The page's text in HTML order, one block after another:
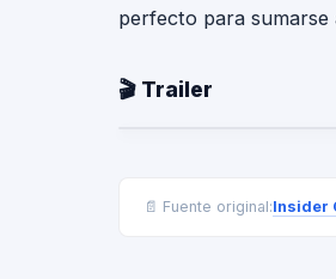
perfecto para sumarse
🎬 Trailer
📄 Fuente original:Insider